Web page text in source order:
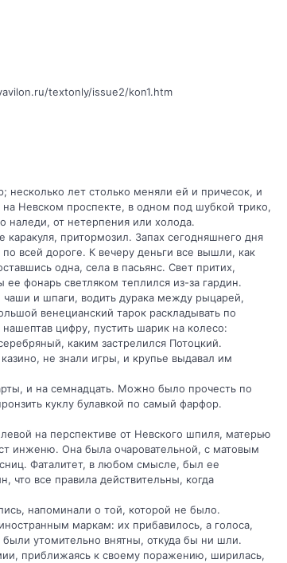
textonly/issue2/kon1.htm
лет столько меняли ей и причесок, и
Невском проспекте, в одном под шубкой трико,
наледи, от нетерпения или холода.
притормозил. Запах сегодняшнего дня
всей дороге. К вечеру деньги все вышли, как
одна, села в пасьянс. Свет притих,
фонарь светляком теплился из-за гардин.
и шпаги, водить дурака между рыцарей,
венецианский тарок раскладывать по
цифру, пустить шарик на колесо:
каким застрелился Потоцкий.
не знали игры, и крупье выдавал им
и на семнадцать. Можно было прочесть по
куклу булавкой по самый фарфор.
на перспективе от Невского шпиля, матерью
инженю. Она была очаровательной, с матовым
Фаталитет, в любом смысле, был ее
что все правила действительны, когда
напоминали о той, которой не было.
маркам: их прибавилось, а голоса,
утомительно внятны, откуда бы ни шли.
приближаясь к своему поражению, ширилась,